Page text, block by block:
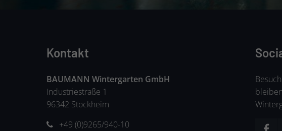
Kontakt
BAUMANN Wintergarten GmbH
Industriestraße 1
96342 Stockheim
+49 (0)9265/940-10